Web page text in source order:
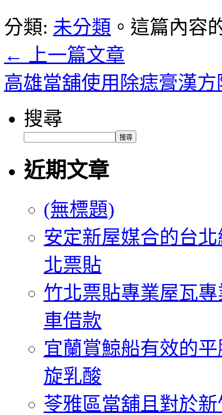
分類: 未分類 。這篇內容
←
上一篇文章
高雄當舖使用除痣膏漢
搜尋
搜尋
近期文章
(無標題)
安定新屋媒合的台
北票貼
竹北票貼專業屋瓦
車借款
宜蘭賞鯨船有效的
旋乳酸
苓雅區當舖且對於